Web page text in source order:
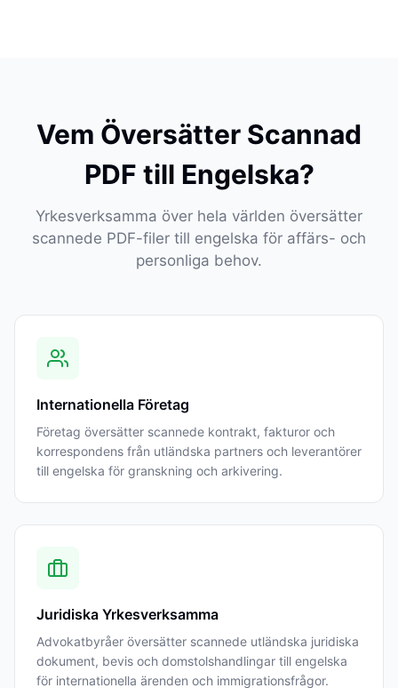
Vem Översätter Scannad
PDF till Engelska?
Yrkesverksamma över hela världen översätter
scannede PDF-filer till engelska för affärs- och
personliga behov.
Internationella Företag
Företag översätter scannede kontrakt, fakturor och
korrespondens från utländska partners och leverantörer
till engelska för granskning och arkivering.
Juridiska Yrkesverksamma
Advokatbyråer översätter scannede utländska juridiska
dokument, bevis och domstolshandlingar till engelska
för internationella ärenden och immigrationsfrågor.